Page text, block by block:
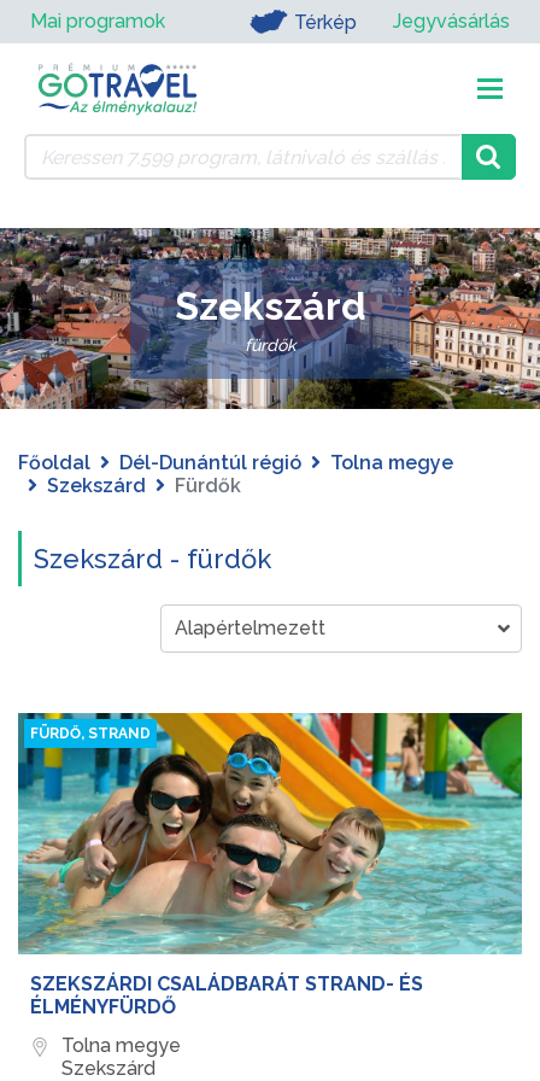
Mai programok Térkép Jegyvásárlás
Szekszárd
fürdők
Főoldal Dél-Dunántúl régió
Tolna megye
Szekszárd
Fürdők
Szekszárd - fürdők
FÜRDŐ, STRAND
SZEKSZÁRDI CSALÁDBARÁT STRAND- ÉS
ÉLMÉNYFÜRDŐ
Tolna megye
Szekszárd